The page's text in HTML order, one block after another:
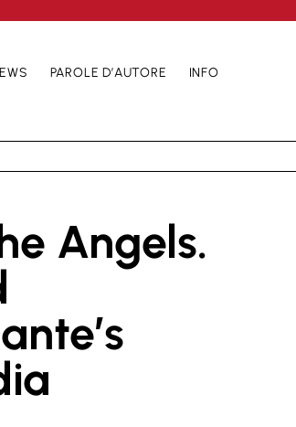
PAROLE D’AUTORE INFO
Angels.